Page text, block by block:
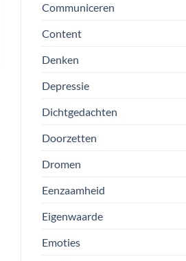
Communiceren
Content
Denken
Depressie
Dichtgedachten
Doorzetten
Dromen
Eenzaamheid
Eigenwaarde
Emoties